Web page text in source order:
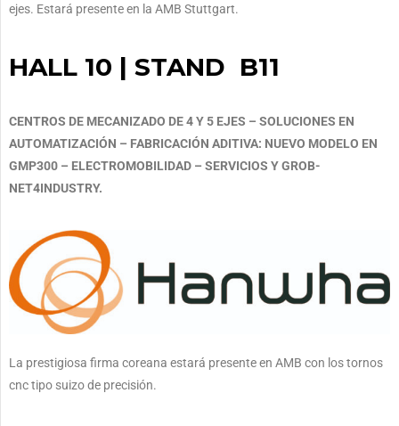
ejes. Estará presente en la AMB Stuttgart.
HALL 10 | STAND B11
CENTROS DE MECANIZADO DE 4 Y 5 EJES – SOLUCIONES EN
AUTOMATIZACIÓN – FABRICACIÓN ADITIVA: NUEVO MODELO EN
GMP300 – ELECTROMOBILIDAD – SERVICIOS Y GROB-
NET4INDUSTRY.
La prestigiosa firma coreana estará presente en AMB con los tornos
cnc tipo suizo de precisión.